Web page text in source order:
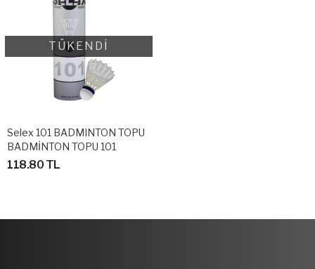
TÜKENDİ
Selex 101 BADMINTON TOPU
BADMİNTON TOPU 101
118.80 TL